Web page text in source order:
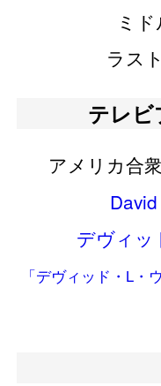
ミ
ラス
テレビ
アメリカ合
David
デヴィッ
「デヴィッド・L・